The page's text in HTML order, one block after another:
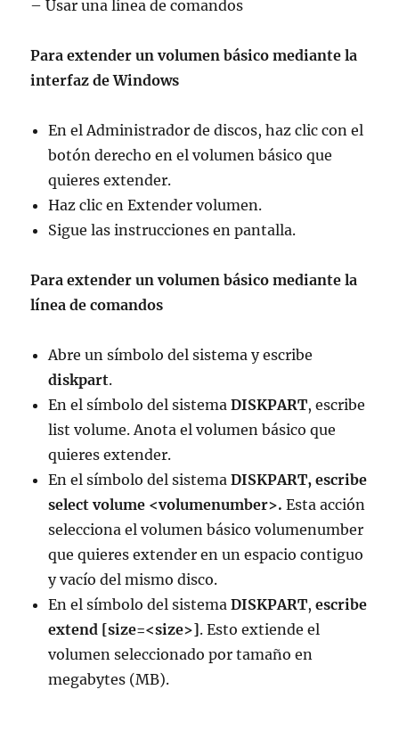
– Usar una línea de comandos
Para extender un volumen básico mediante la
interfaz de Windows
En el Administrador de discos, haz clic con el
botón derecho en el volumen básico que
quieres extender.
Haz clic en Extender volumen.
Sigue las instrucciones en pantalla.
Para extender un volumen básico mediante la
línea de comandos
Abre un símbolo del sistema y escribe
diskpart.
En el símbolo del sistemaDISKPART, escribe
list volume. Anota el volumen básico que
quieres extender.
En el símbolo del sistemaDISKPART, escribe
select volume <volumenumber>. Esta acción
selecciona el volumen básico volumenumber
que quieres extender en un espacio contiguo
y vacío del mismo disco.
En el símbolo del sistemaDISKPART, escribe
extend [size=<size>]. Esto extiende el
volumen seleccionado por tamaño en
megabytes (MB).